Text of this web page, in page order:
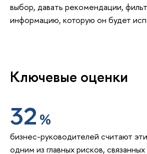
выбор, давать рекомендации,
информацию, которую он будет
Ключевые оценки
32 %
бизнес-руководителей считают
одним из главных рисков, связанных